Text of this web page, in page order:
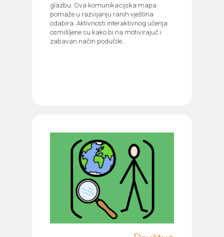
glazbu. Ova komunikacijska mapa
pomaže u razvijanju ranih vještina
odabira. Aktivnosti interaktivnog učenja
osmišljene su kako bi na motivirajuć i
zabavan način podučile...